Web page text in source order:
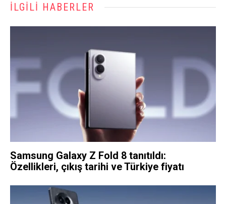
İLGILI HABERLER
Samsung Galaxy Z Fold 8 tanıtıldı:
Özellikleri, çıkış tarihi ve Türkiye fiyatı